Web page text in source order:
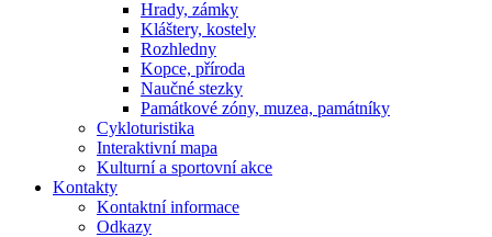
Hrady, zámky
Kláštery, kostely
Rozhledny
Kopce, příroda
Naučné stezky
Památkové zóny, muzea, památníky
Cykloturistika
Interaktivní mapa
Kulturní a sportovní akce
Kontakty
Kontaktní informace
Odkazy